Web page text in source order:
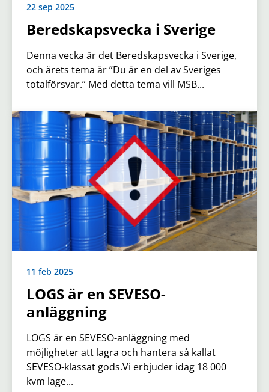
22 sep 2025
Beredskapsvecka i Sverige
Denna vecka är det Beredskapsvecka i Sverige,
och årets tema är ”Du är en del av Sveriges
totalförsvar.” Med detta tema vill MSB...
11 feb 2025
LOGS är en SEVESO-
anläggning
LOGS är en SEVESO-anläggning med
möjligheter att lagra och hantera så kallat
SEVESO-klassat gods.Vi erbjuder idag 18 000
kvm lage...